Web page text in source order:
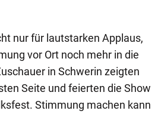
nur für lautstarken Applaus,
vor Ort noch mehr in die
in Schwerin zeigten
Seite und feierten die Show
Stimmung machen kann